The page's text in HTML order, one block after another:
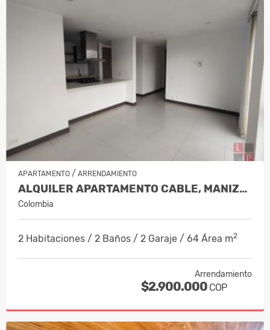
APARTAMENTO / ARRENDAMIENTO
ALQUILER APARTAMENTO CABLE, MANIZALES…
Colombia
2 Habitaciones / 2 Baños / 2 Garaje / 64 Área m2
Arrendamiento
$2.900.000 COP